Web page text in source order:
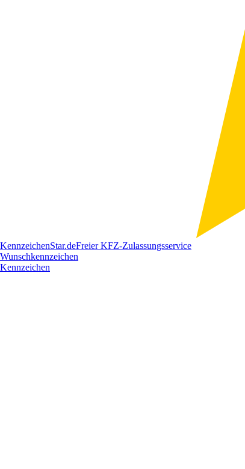
KennzeichenStar.deFreier KFZ-Zulassungsservice
Wunschkennzeichen
Kennzeichen